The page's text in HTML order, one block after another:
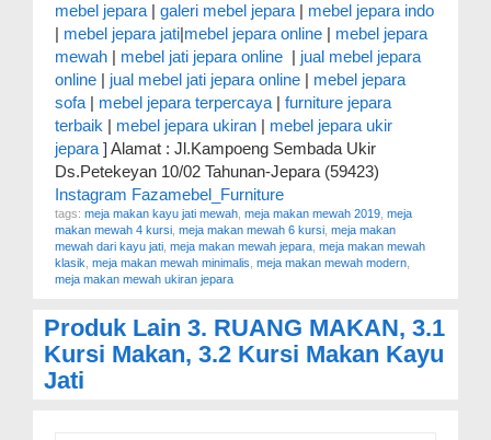
mebel jepara | galeri mebel jepara | mebel jepara indo
| mebel jepara jati|mebel jepara online | mebel jepara
mewah | mebel jati jepara online | jual mebel jepara
online | jual mebel jati jepara online | mebel jepara
sofa | mebel jepara terpercaya | furniture jepara
terbaik | mebel jepara ukiran | mebel jepara ukir
jepara ] Alamat : Jl.Kampoeng Sembada Ukir
Ds.Petekeyan 10/02 Tahunan-Jepara (59423)
Instagram Fazamebel_Furniture
tags: meja makan kayu jati mewah meja makan mewah 2019 meja
makan mewah 4 kursi meja makan mewah 6 kursi meja makan
mewah dari kayu jati meja makan mewah jepara meja makan mewah
klasik meja makan mewah minimalis meja makan mewah modern
meja makan mewah ukiran jepara
Produk Lain 3. RUANG MAKAN, 3.1
Kursi Makan, 3.2 Kursi Makan Kayu
Jati